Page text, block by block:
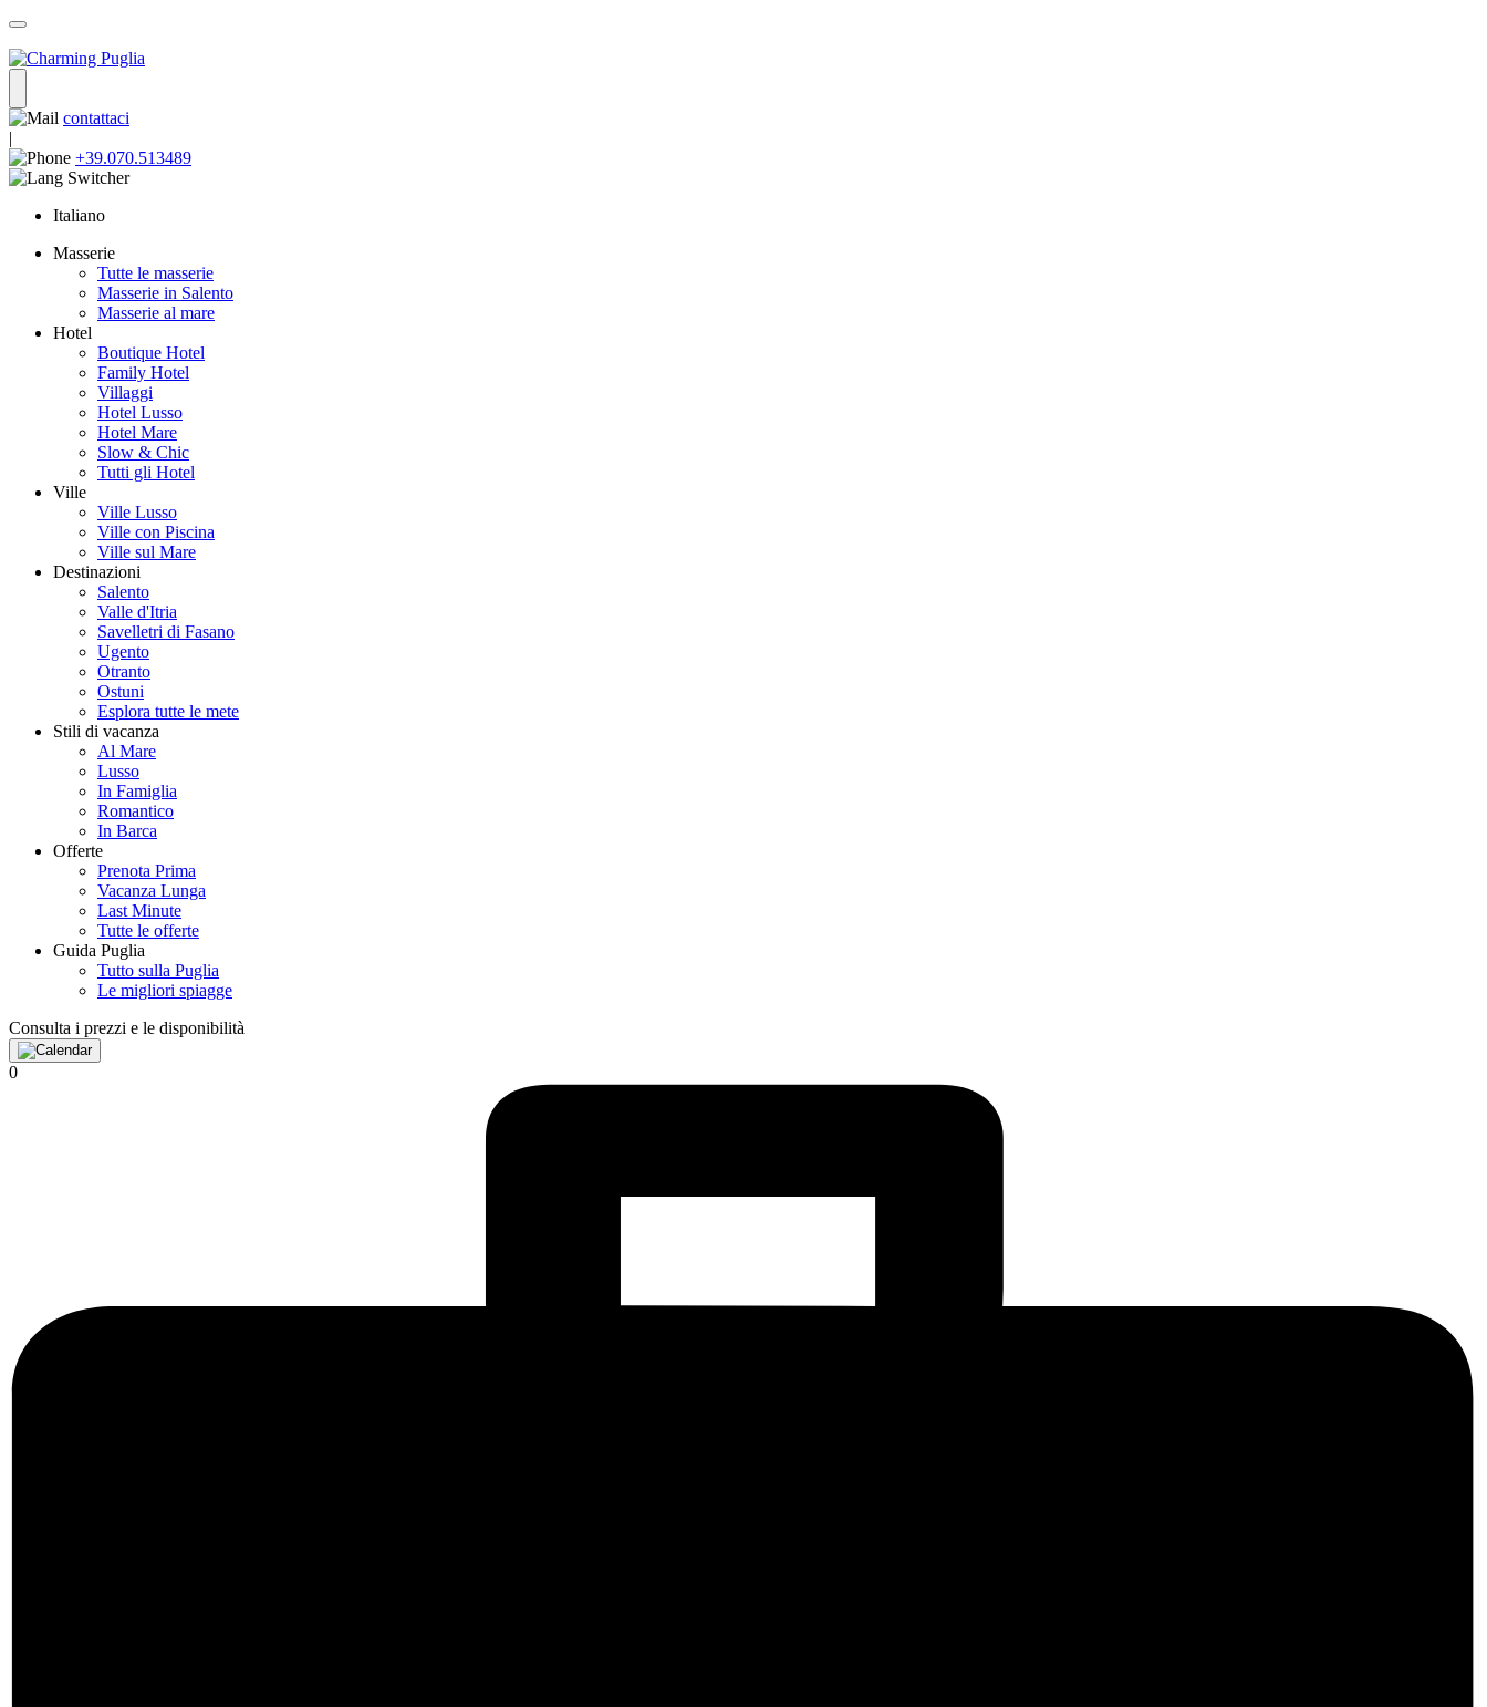
contattaci
|
+39.070.513489
Italiano
Masserie
Tutte le masserie
Masserie in Salento
Masserie al mare
Hotel
Boutique Hotel
Family Hotel
Villaggi
Hotel Lusso
Hotel Mare
Slow & Chic
Tutti gli Hotel
Ville
Ville Lusso
Ville con Piscina
Ville sul Mare
Destinazioni
Salento
Valle d'Itria
Savelletri di Fasano
Ugento
Otranto
Ostuni
Esplora tutte le mete
Stili di vacanza
Al Mare
Lusso
In Famiglia
Romantico
In Barca
Offerte
Prenota Prima
Vacanza Lunga
Last Minute
Tutte le offerte
Guida Puglia
Tutto sulla Puglia
Le migliori spiagge
Consulta i prezzi e le disponibilità
0